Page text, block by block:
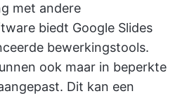
met andere
biedt Google Slides
bewerkingstools.
ook maar in beperkte
Dit kan een